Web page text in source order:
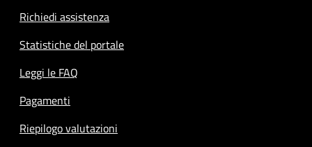
Richiedi assistenza
Statistiche del portale
Leggi le FAQ
Pagamenti
Riepilogo valutazioni